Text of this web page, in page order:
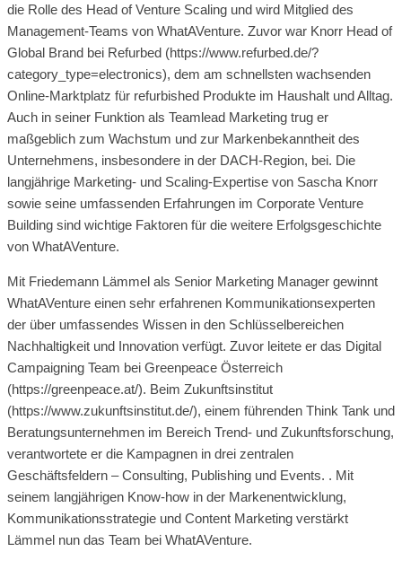
die Rolle des Head of Venture Scaling und wird Mitglied des
Management-Teams von WhatAVenture. Zuvor war Knorr Head of
Global Brand bei Refurbed (https://www.refurbed.de/?
category_type=electronics), dem am schnellsten wachsenden
Online-Marktplatz für refurbished Produkte im Haushalt und Alltag.
Auch in seiner Funktion als Teamlead Marketing trug er
maßgeblich zum Wachstum und zur Markenbekanntheit des
Unternehmens, insbesondere in der DACH-Region, bei. Die
langjährige Marketing- und Scaling-Expertise von Sascha Knorr
sowie seine umfassenden Erfahrungen im Corporate Venture
Building sind wichtige Faktoren für die weitere Erfolgsgeschichte
von WhatAVenture.
Mit Friedemann Lämmel als Senior Marketing Manager gewinnt
WhatAVenture einen sehr erfahrenen Kommunikationsexperten
der über umfassendes Wissen in den Schlüsselbereichen
Nachhaltigkeit und Innovation verfügt. Zuvor leitete er das Digital
Campaigning Team bei Greenpeace Österreich
(https://greenpeace.at/). Beim Zukunftsinstitut
(https://www.zukunftsinstitut.de/), einem führenden Think Tank und
Beratungsunternehmen im Bereich Trend- und Zukunftsforschung,
verantwortete er die Kampagnen in drei zentralen
Geschäftsfeldern – Consulting, Publishing und Events. . Mit
seinem langjährigen Know-how in der Markenentwicklung,
Kommunikationsstrategie und Content Marketing verstärkt
Lämmel nun das Team bei WhatAVenture.